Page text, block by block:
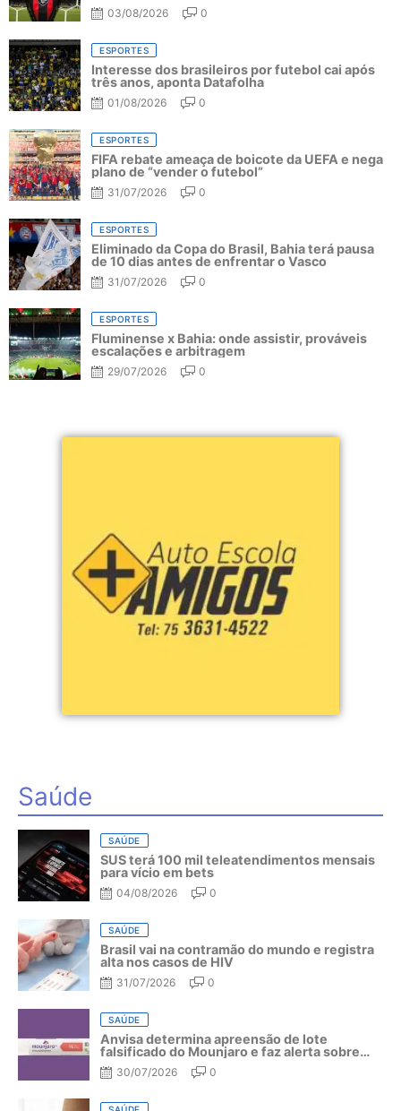
03/08/2026 0
ESPORTES
Interesse dos brasileiros por futebol cai após
três anos, aponta Datafolha
01/08/2026 0
ESPORTES
FIFA rebate ameaça de boicote da UEFA e nega
plano de “vender o futebol”
31/07/2026 0
ESPORTES
Eliminado da Copa do Brasil, Bahia terá pausa
de 10 dias antes de enfrentar o Vasco
31/07/2026 0
ESPORTES
Fluminense x Bahia: onde assistir, prováveis
escalações e arbitragem
29/07/2026 0
Saúde
SAÚDE
SUS terá 100 mil teleatendimentos mensais
para vício em bets
04/08/2026 0
SAÚDE
Brasil vai na contramão do mundo e registra
alta nos casos de HIV
31/07/2026 0
SAÚDE
Anvisa determina apreensão de lote
falsificado do Mounjaro e faz alerta sobre
riscos do medicamento
30/07/2026 0